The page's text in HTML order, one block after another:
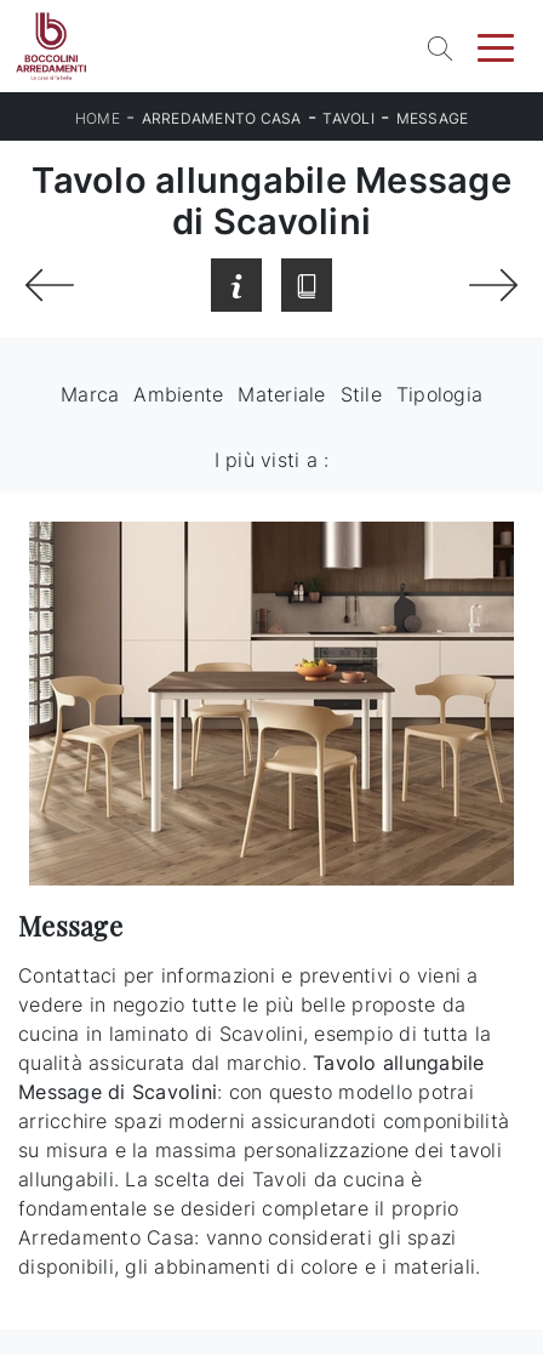
HOME- ARREDAMENTO CASA -TAVOLI - MESSAGE
Tavolo allungabile Message
di Scavolini
Marca Ambiente Materiale Stile Tipologia
I più visti a :
Message
Contattaci per informazioni e preventivi o vieni a
vedere in negozio tutte le più belle proposte da
cucina in laminato di Scavolini, esempio di tutta la
qualità assicurata dal marchio. Tavolo allungabile
Message di Scavolini: con questo modello potrai
arricchire spazi moderni assicurandoti componibilità
su misura e la massima personalizzazione dei tavoli
allungabili. La scelta dei Tavoli da cucina è
fondamentale se desideri completare il proprio
Arredamento Casa: vanno considerati gli spazi
disponibili, gli abbinamenti di colore e i materiali.